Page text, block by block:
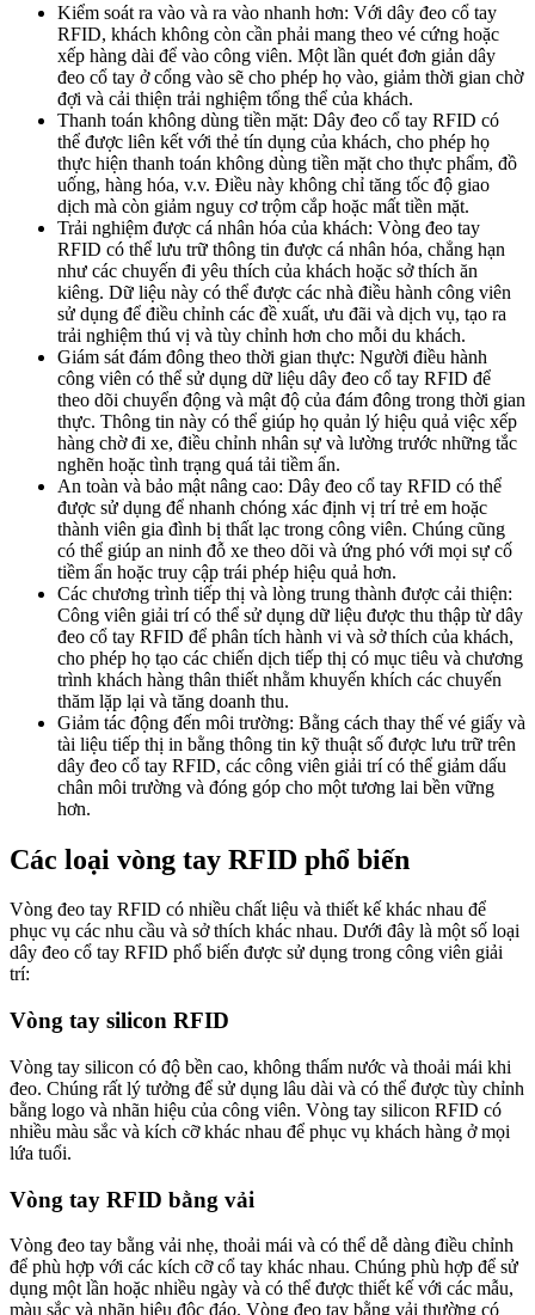
Kiểm soát ra vào và ra vào nhanh hơn: Với dây đeo cổ tay
RFID, khách không còn cần phải mang theo vé cứng hoặc
xếp hàng dài để vào công viên. Một lần quét đơn giản dây
đeo cổ tay ở cổng vào sẽ cho phép họ vào, giảm thời gian chờ
đợi và cải thiện trải nghiệm tổng thể của khách.
Thanh toán không dùng tiền mặt: Dây đeo cổ tay RFID có
thể được liên kết với thẻ tín dụng của khách, cho phép họ
thực hiện thanh toán không dùng tiền mặt cho thực phẩm, đồ
uống, hàng hóa, v.v. Điều này không chỉ tăng tốc độ giao
dịch mà còn giảm nguy cơ trộm cắp hoặc mất tiền mặt.
Trải nghiệm được cá nhân hóa của khách: Vòng đeo tay
RFID có thể lưu trữ thông tin được cá nhân hóa, chẳng hạn
như các chuyến đi yêu thích của khách hoặc sở thích ăn
kiêng. Dữ liệu này có thể được các nhà điều hành công viên
sử dụng để điều chỉnh các đề xuất, ưu đãi và dịch vụ, tạo ra
trải nghiệm thú vị và tùy chỉnh hơn cho mỗi du khách.
Giám sát đám đông theo thời gian thực: Người điều hành
công viên có thể sử dụng dữ liệu dây đeo cổ tay RFID để
theo dõi chuyển động và mật độ của đám đông trong thời gian
thực. Thông tin này có thể giúp họ quản lý hiệu quả việc xếp
hàng chờ đi xe, điều chỉnh nhân sự và lường trước những tắc
nghẽn hoặc tình trạng quá tải tiềm ẩn.
An toàn và bảo mật nâng cao: Dây đeo cổ tay RFID có thể
được sử dụng để nhanh chóng xác định vị trí trẻ em hoặc
thành viên gia đình bị thất lạc trong công viên. Chúng cũng
có thể giúp an ninh đỗ xe theo dõi và ứng phó với mọi sự cố
tiềm ẩn hoặc truy cập trái phép hiệu quả hơn.
Các chương trình tiếp thị và lòng trung thành được cải thiện:
Công viên giải trí có thể sử dụng dữ liệu được thu thập từ dây
đeo cổ tay RFID để phân tích hành vi và sở thích của khách,
cho phép họ tạo các chiến dịch tiếp thị có mục tiêu và chương
trình khách hàng thân thiết nhằm khuyến khích các chuyến
thăm lặp lại và tăng doanh thu.
Giảm tác động đến môi trường: Bằng cách thay thế vé giấy và
tài liệu tiếp thị in bằng thông tin kỹ thuật số được lưu trữ trên
dây đeo cổ tay RFID, các công viên giải trí có thể giảm dấu
chân môi trường và đóng góp cho một tương lai bền vững
hơn.
Các loại vòng tay RFID phổ biến
Vòng đeo tay RFID có nhiều chất liệu và thiết kế khác nhau để
phục vụ các nhu cầu và sở thích khác nhau. Dưới đây là một số loại
dây đeo cổ tay RFID phổ biến được sử dụng trong công viên giải
trí:
Vòng tay silicon RFID
Vòng tay silicon có độ bền cao, không thấm nước và thoải mái khi
đeo. Chúng rất lý tưởng để sử dụng lâu dài và có thể được tùy chỉnh
bằng logo và nhãn hiệu của công viên. Vòng tay silicon RFID có
nhiều màu sắc và kích cỡ khác nhau để phục vụ khách hàng ở mọi
lứa tuổi.
Vòng tay RFID bằng vải
Vòng đeo tay bằng vải nhẹ, thoải mái và có thể dễ dàng điều chỉnh
để phù hợp với các kích cỡ cổ tay khác nhau. Chúng phù hợp để sử
dụng một lần hoặc nhiều ngày và có thể được thiết kế với các mẫu,
màu sắc và nhãn hiệu độc đáo. Vòng đeo tay bằng vải thường có